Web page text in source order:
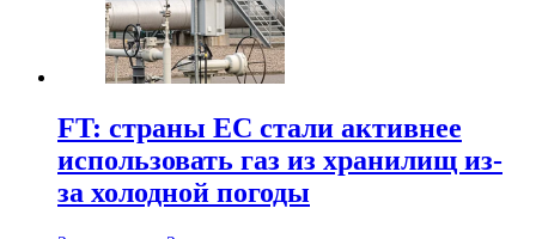
FT: страны ЕС стали активнее
использовать газ из хранилищ из-
за холодной погоды